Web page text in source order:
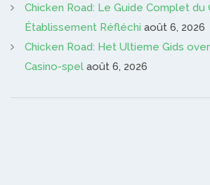
Chicken Road: Le Guide Complet du
Établissement Réfléchi août 6, 2026
Chicken Road: Het Ultieme Gids
Casino-spel août 6, 2026